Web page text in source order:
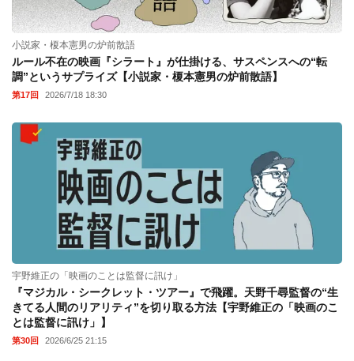
小説家・榎本憲男の炉前散語
ルール不在の映画『シラート』が仕掛ける、サスペンスへの“転
調”というサプライズ【小説家・榎本憲男の炉前散語】
第17回 2026/7/18 18:30
宇野維正の「映画のことは監督に訊け」
『マジカル・シークレット・ツアー』で飛躍。天野千尋監督の“生
きてる人間のリアリティ”を切り取る方法【宇野維正の「映画のこ
とは監督に訊け」】
第30回 2026/6/25 21:15